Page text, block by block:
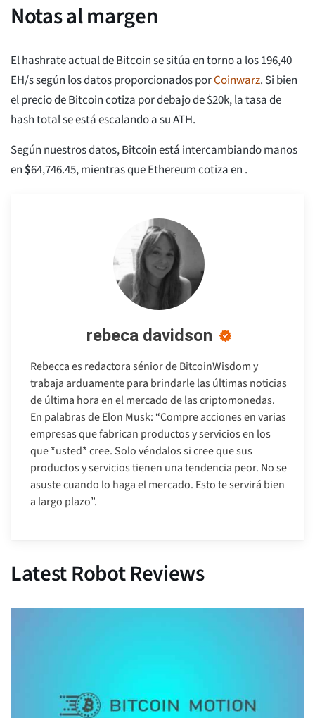
Notas al margen
El hashrate actual de Bitcoin se sitúa en torno a los 196,40
EH/s según los datos proporcionados porCoinwarz. Si bien
el precio de Bitcoin cotiza por debajo de $20k, la tasa de
hash total se está escalando a su ATH.
Según nuestros datos, Bitcoin está intercambiando manos
en$64,746.45, mientras que Ethereum cotiza en .
rebeca davidson
Rebecca es redactora sénior de BitcoinWisdom y
trabaja arduamente para brindarle las últimas noticias
de última hora en el mercado de las criptomonedas.
En palabras de Elon Musk: “Compre acciones en varias
empresas que fabrican productos y servicios en los
que *usted* cree. Solo véndalos si cree que sus
productos y servicios tienen una tendencia peor. No se
asuste cuando lo haga el mercado. Esto te servirá bien
a largo plazo”.
Latest Robot Reviews